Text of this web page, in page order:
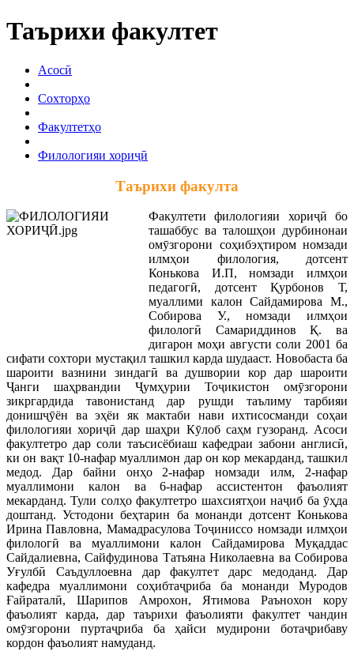
Таърихи факултет
Асосӣ
Сохторҳо
Факултетҳо
Филологияи хориҷӣ
Таърихи факулта
Факултети филологияи хориҷӣ бо
ташаббус ва талошҳои дурбинонаи
омӯзгорони соҳибэҳтиром номзади
илмҳои филология, дотсент
Конькова И.П, номзади илмҳои
педагогӣ, дотсент Қурбонов Т,
муаллими калон Сайдамирова М.,
Собирова У., номзади илмҳои
филологӣ Самариддинов Қ. ва
дигарон моҳи августи соли 2001 ба
сифати сохтори мустақил ташкил карда шудааст. Новобаста ба
шароити вазнини зиндагӣ ва душвории кор дар шароити
Ҷанги шаҳрвандии Ҷумҳурии Тоҷикистон омӯзгорони
зикргардида тавонистанд дар рушди таълиму тарбияи
донишҷӯён ва эҳёи як мактаби нави ихтисосманди соҳаи
филологияи хориҷӣ дар шаҳри Кӯлоб саҳм гузоранд. Асоси
факултетро дар соли таъсисёбиаш кафедраи забони англисӣ,
ки он вақт 10-нафар муаллимон дар он кор мекарданд, ташкил
медод. Дар байни онҳо 2-нафар номзади илм, 2-нафар
муаллимони калон ва 6-нафар ассистентон фаъолият
мекарданд. Тули солҳо факултетро шахсиятҳои наҷиб ба ӯҳда
доштанд. Устодони беҳтарин ба монанди дотсент Конькова
Ирина Павловна, Мамадрасулова Тоҷиниссо номзади илмҳои
филологӣ ва муаллимони калон Сайдамирова Муқаддас
Сайдалиевна, Сайфудинова Татьяна Николаевна ва Собирова
Уғулбӣ Саъдуллоевна дар факултет дарс медоданд. Дар
кафедра муаллимони соҳибтаҷриба ба монанди Муродов
Ғайраталӣ, Шарипов Амрохон, Ятимова Раънохон кору
фаъолият карда, дар таърихи фаъолияти факултет чандин
омӯзгорони пуртаҷриба ба ҳайси мудирони ботаҷрибаву
кордон фаъолият намуданд.